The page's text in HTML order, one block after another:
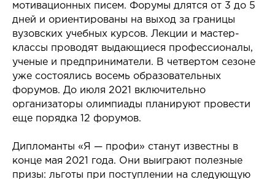
мотивационных писем. Форумы длятся от 3 до 5
дней и ориентированы на выход за границы
вузовских учебных курсов. Лекции и мастер-
классы проводят выдающиеся профессионалы,
ученые и предприниматели. В четвертом сезоне
уже состоялись восемь образовательных
форумов. До июля 2021 включительно
организаторы олимпиады планируют провести
еще порядка 12 форумов.
Дипломанты «Я — профи» станут известны в
конце мая 2021 года. Они выиграют полезные
призы: льготы при поступлении на следующую